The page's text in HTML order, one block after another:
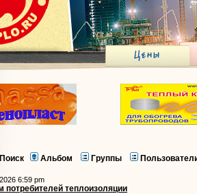
Поиск Альбом Группы
6:59 pm
теплоизоляции